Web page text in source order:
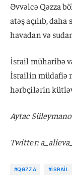
Əvvəlcə Qəzza
atəş açılıb,
havadan və
İsrail müharibə
İsrailin müdafiə
hərbçilərin
Aytac
Twitter: a_alieva_
#QƏZZA #İSRAIL